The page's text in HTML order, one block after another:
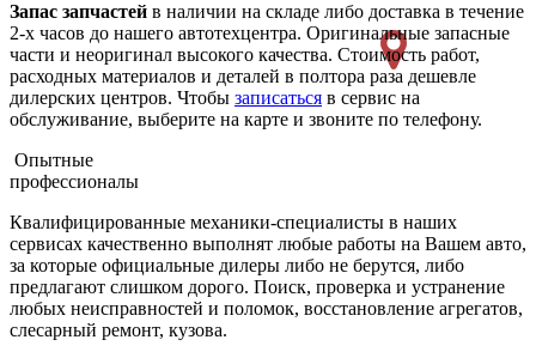
Запас запчастей в наличии на складе либо доставка в течение
2-х часов до нашего автотехцентра. Оригинальные запасные
части и неоригинал высокого качества. Стоимость работ,
расходных материалов и деталей в полтора раза дешевле
дилерских центров. Чтобы записаться в сервис на
обслуживание, выберите на карте и звоните по телефону.
Опытные
профессионалы
Квалифицированные механики-специалисты в наших
сервисах качественно выполнят любые работы на Вашем авто,
за которые официальные дилеры либо не берутся, либо
предлагают слишком дорого. Поиск, проверка и устранение
любых неисправностей и поломок, восстановление агрегатов,
слесарный ремонт, кузова.